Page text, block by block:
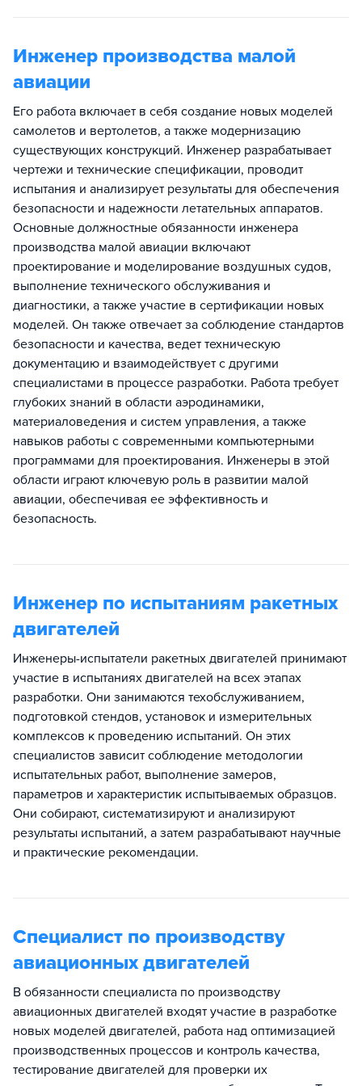
Инженер производства малой
авиации
Его работа включает в себя создание новых моделей
самолетов и вертолетов, а также модернизацию
существующих конструкций. Инженер разрабатывает
чертежи и технические спецификации, проводит
испытания и анализирует результаты для обеспечения
безопасности и надежности летательных аппаратов.
Основные должностные обязанности инженера
производства малой авиации включают
проектирование и моделирование воздушных судов,
выполнение технического обслуживания и
диагностики, а также участие в сертификации новых
моделей. Он также отвечает за соблюдение стандартов
безопасности и качества, ведет техническую
документацию и взаимодействует с другими
специалистами в процессе разработки. Работа требует
глубоких знаний в области аэродинамики,
материаловедения и систем управления, а также
навыков работы с современными компьютерными
программами для проектирования. Инженеры в этой
области играют ключевую роль в развитии малой
авиации, обеспечивая ее эффективность и
безопасность.
Инженер по испытаниям ракетных
двигателей
Инженеры-испытатели ракетных двигателей принимают
участие в испытаниях двигателей на всех этапах
разработки. Они занимаются техобслуживанием,
подготовкой стендов, установок и измерительных
комплексов к проведению испытаний. Он этих
специалистов зависит соблюдение методологии
испытательных работ, выполнение замеров,
параметров и характеристик испытываемых образцов.
Они собирают, систематизируют и анализируют
результаты испытаний, а затем разрабатывают научные
и практические рекомендации.
Специалист по производству
авиационных двигателей
В обязанности специалиста по производству
авиационных двигателей входят участие в разработке
новых моделей двигателей, работа над оптимизацией
производственных процессов и контроль качества,
тестирование двигателей для проверки их